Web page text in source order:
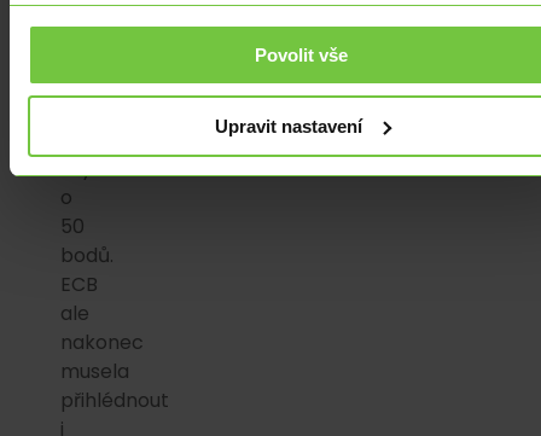
Povolit vše
Upravit nastavení
týdnech
část
zvýšení
o
50
bodů.
ECB
ale
nakonec
musela
přihlédnout
i